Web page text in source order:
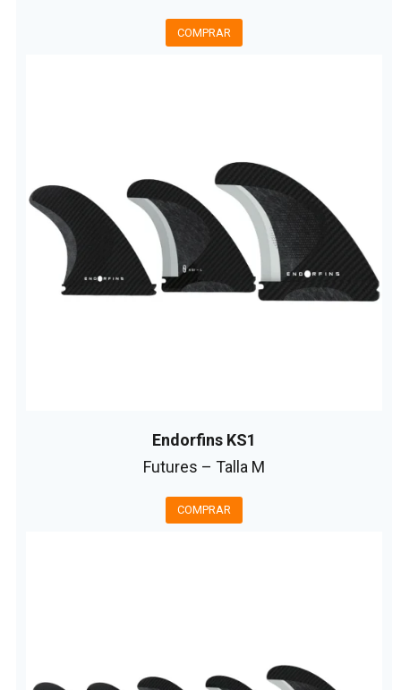
COMPRAR
Endorfins KS1
Futures – Talla M
COMPRAR